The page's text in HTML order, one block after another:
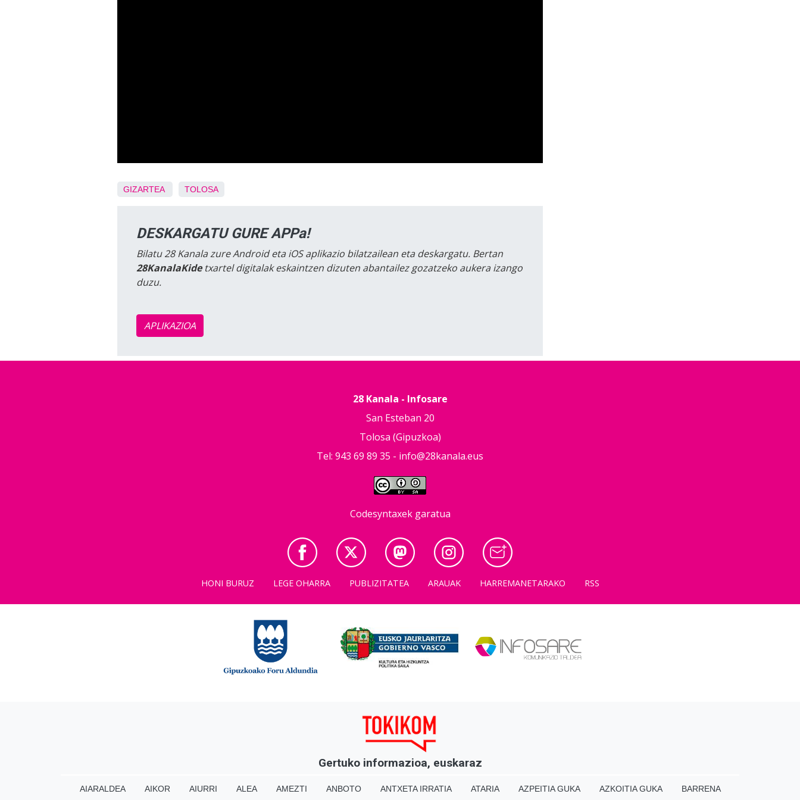
GIZARTEA TOLOSA
DESKARGATU GURE APPa!
Bilatu 28 Kanala zure Android eta iOS aplikazio bilatzailean eta deskargatu. Bertan
28KanalaKidetxartel digitalak eskaintzen dizuten abantailez gozatzeko aukera izango
duzu.
APLIKAZIOA
28 Kanala - Infosare
San Esteban 20
Tolosa (Gipuzkoa)
Tel: 943 69 89 35 - info@28kanala.eus
Codesyntaxek garatua
HONI BURUZ LEGE OHARRA PUBLIZITATEA ARAUAK HARREMANETARAKO RSS
Gertuko informazioa, euskaraz
AIARALDEA AIKOR AIURRI ALEA AMEZTI ANBOTO ANTXETA IRRATIA ATARIA AZPEITIA GUKA AZKOITIA GUKA BARRENA